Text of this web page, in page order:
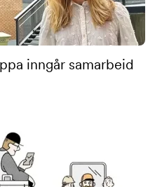
inngår samarbeid